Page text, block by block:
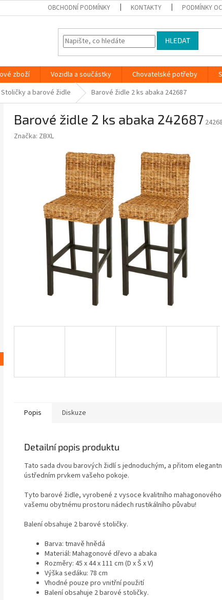
OBCHODNÍ PODMÍNKY KONTAKTY PODMÍNKY
HLEDAT
zboží Vozidla a součástky Chovatelské potřeby
Stoličky a barové židle Barové židle 2 ks abaka 242687
Barové židle 2 ks abaka 242687
Značka: ZBXL
Popis Diskuze
Detailní popis produktu
Tato sada dvou barových židlí s jednoduchým, a přitom
ústředním prvkem vašeho pokoje.
Tyto barové židle, vyrobené z vysoce kvalitního
vašemu obytnému prostoru nádech rustikálního půvabu!
Balení obsahuje 2 barové stoličky.
Barva: tmavě hnědá
Materiál: Mahagonové dřevo a abaka
Rozměry: 45 x 44 x 111 cm (D x Š x V)
Výška sedáku: 78 cm
Vhodné pouze pro vnitřní použití
Balení obsahuje 2 barové stoličky.